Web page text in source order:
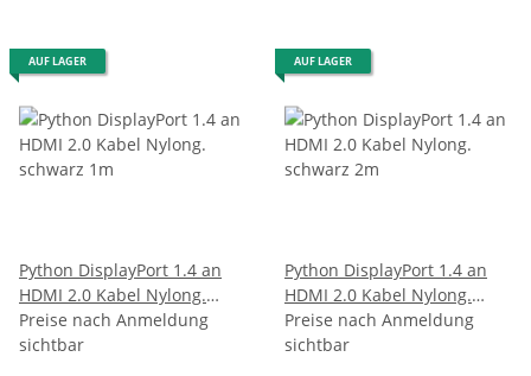
AUF LAGER
Python DisplayPort 1.4 an
HDMI 2.0 Kabel Nylong.
schwarz 1m
Preise nach Anmeldung
sichtbar
AUF LAGER
Python DisplayPort 1.4 an
HDMI 2.0 Kabel Nylong.
schwarz 2m
Preise nach Anmeldung
sichtbar